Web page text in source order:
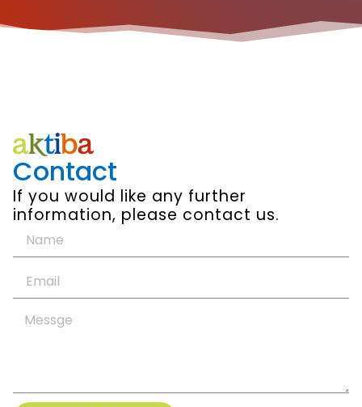
Contact
If you would like any further
information, please contact us.